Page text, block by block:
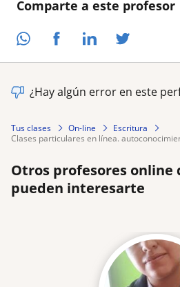
Comparte a este profesor
¿Hay algún error en este
Tus clases On-line
Escritura
clases particulares en línea.
Otros profesores online
pueden interesarte